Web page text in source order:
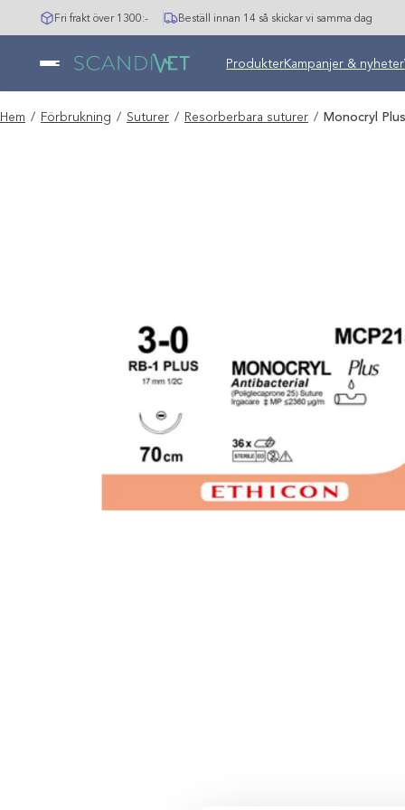
Hoppa
till
Fri frakt över 1300:- Beställ innan 14 så skickar vi samma dag
Undermeny stängd:
ProdukterKampanjer & nyheter
Hem / Förbrukning / Suturer / Resorberbara suturer / Monocryl